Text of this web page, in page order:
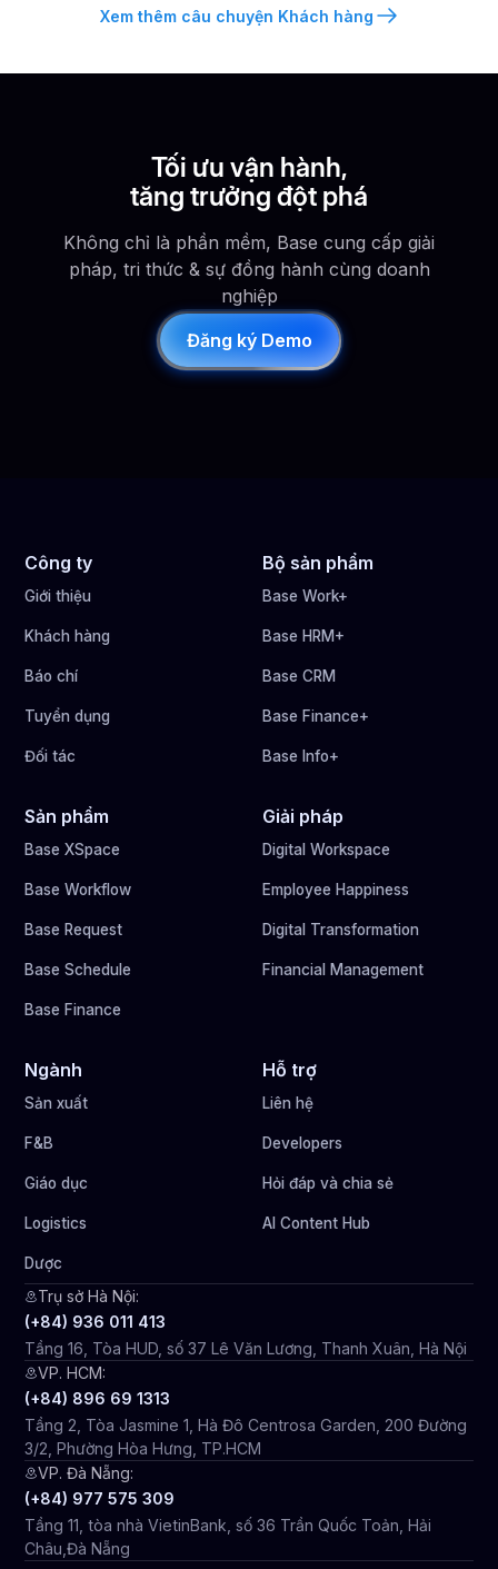
Xem thêm câu chuyện Khách hàng
Tối ưu vận hành,
tăng trưởng đột phá
Không chỉ là phần mềm, Base cung cấp giải
pháp, tri thức & sự đồng hành cùng doanh
nghiệp
Đăng ký Demo
Công ty
Giới thiệu
Khách hàng
Báo chí
Tuyển dụng
Đối tác
Bộ sản phẩm
Base Work+
Base HRM+
Base CRM
Base Finance+
Base Info+
Sản phẩm
Base XSpace
Base Workflow
Base Request
Base Schedule
Base Finance
Giải pháp
Digital Workspace
Employee Happiness
Digital Transformation
Financial Management
Ngành
Sản xuất
F&B
Giáo dục
Logistics
Dược
Hỗ trợ
Liên hệ
Developers
Hỏi đáp và chia sẻ
AI Content Hub
Trụ sở Hà Nội:
(+84) 936 011 413
Tầng 16, Tòa HUD, số 37 Lê Văn Lương, Thanh Xuân, Hà Nội
VP. HCM:
(+84) 896 69 1313
Tầng 2, Tòa Jasmine 1, Hà Đô Centrosa Garden, 200 Đường
3/2, Phường Hòa Hưng, TP.HCM
VP. Đà Nẵng:
(+84) 977 575 309
Tầng 11, tòa nhà VietinBank, số 36 Trần Quốc Toản, Hải
Châu,Đà Nẵng